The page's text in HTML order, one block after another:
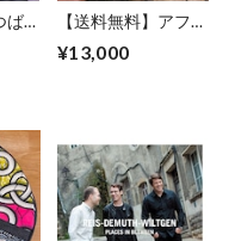
広
【送料無料】アフリ
¥13,000